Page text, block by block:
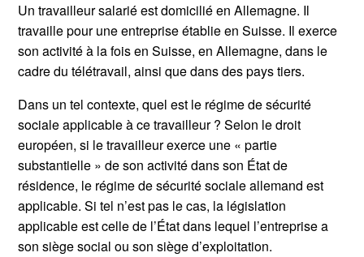
Un travailleur salarié est domicilié en Allemagne. Il
travaille pour une entreprise établie en Suisse. Il exerce
son activité à la fois en Suisse, en Allemagne, dans le
cadre du télétravail, ainsi que dans des pays tiers.
Dans un tel contexte, quel est le régime de sécurité
sociale applicable à ce travailleur ? Selon le droit
européen, si le travailleur exerce une « partie
substantielle » de son activité dans son État de
résidence, le régime de sécurité sociale allemand est
applicable. Si tel n’est pas le cas, la législation
applicable est celle de l’État dans lequel l’entreprise a
son siège social ou son siège d’exploitation.